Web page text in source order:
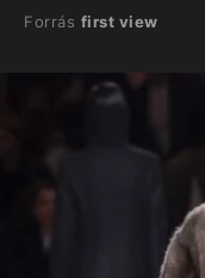
Forrás first view